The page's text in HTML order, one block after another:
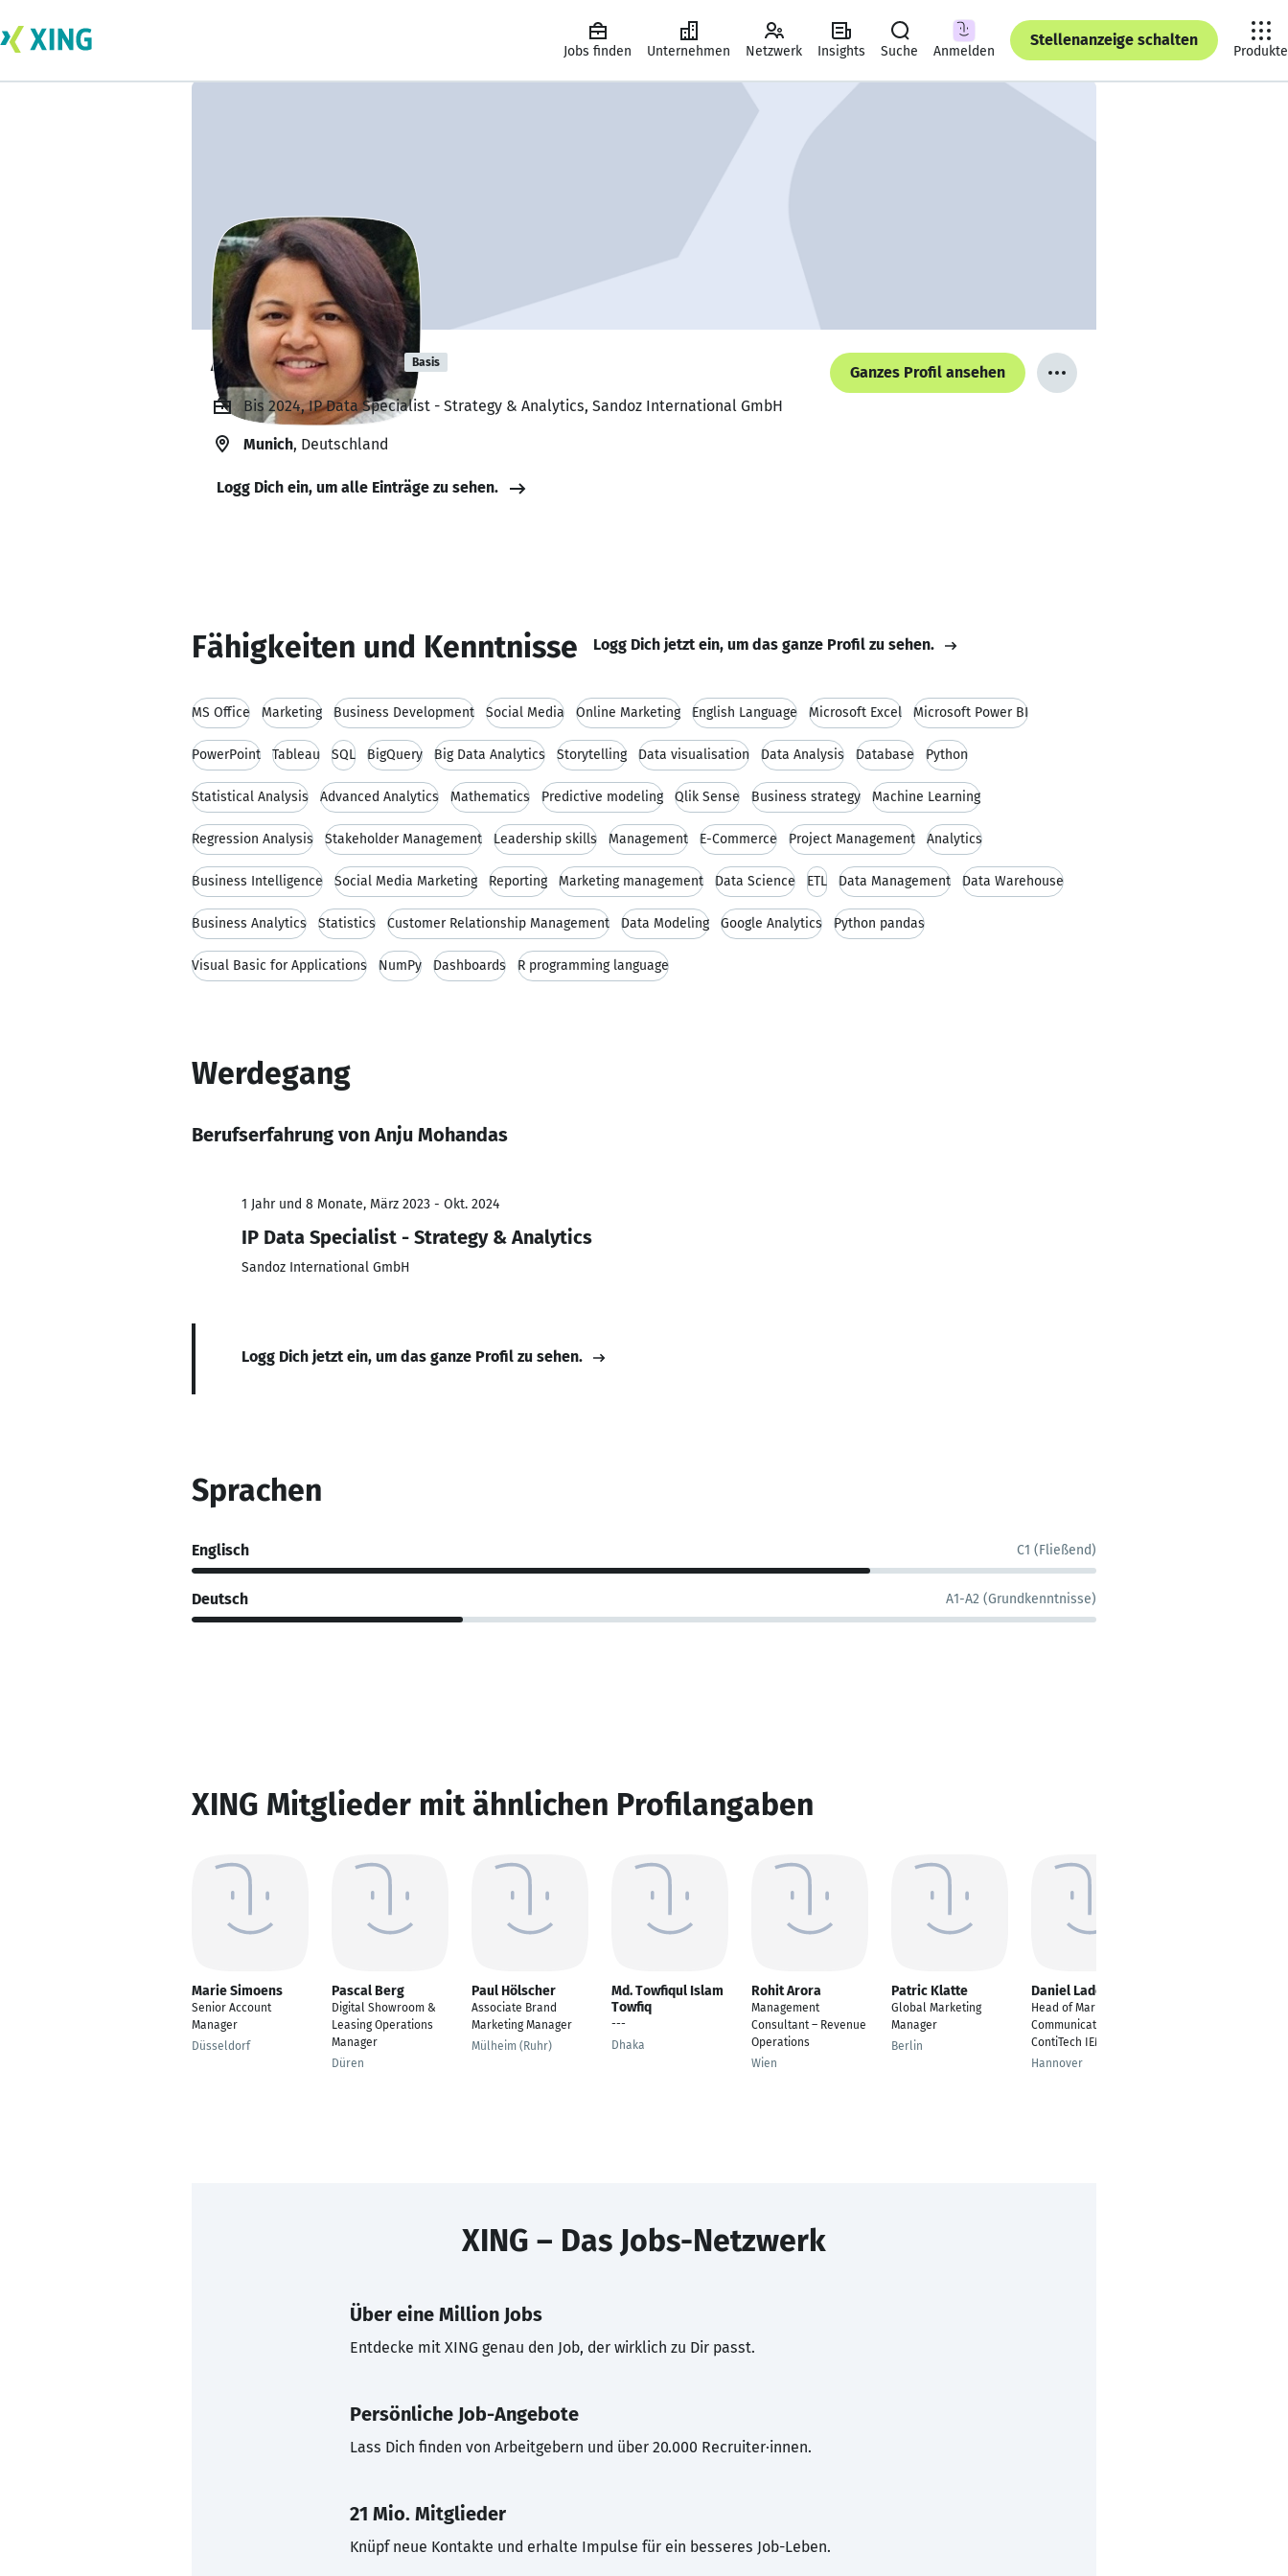
Jobs finden Unternehmen Netzwerk Insights Suche Anmelden
Stellenanzeige schalten
Produkte
Anju Mohandas Basis
Ganzes Profil ansehen
Bis 2024, IP Data Specialist - Strategy & Analytics, Sandoz International GmbH
Munich, Deutschland
Logg Dich ein, um alle Einträge zu sehen.
Fähigkeiten und Kenntnisse Logg Dich jetzt ein, um das ganze Profil zu sehen.
MS Office Marketing Business Development Social Media Online Marketing English Language Microsoft Excel Microsoft Power BI
PowerPoint Tableau SQL BigQuery Big Data Analytics Storytelling Data visualisation Data Analysis Database Python
Statistical Analysis Advanced Analytics Mathematics Predictive modeling Qlik Sense Business strategy Machine Learning
Regression Analysis Stakeholder Management Leadership skills Management E-Commerce Project Management Analytics
Business Intelligence Social Media Marketing Reporting Marketing management Data Science ETL Data Management Data Warehouse
Business Analytics Statistics Customer Relationship Management Data Modeling Google Analytics Python pandas
Visual Basic for Applications NumPy Dashboards R programming language
Werdegang
Berufserfahrung von Anju Mohandas
1 Jahr und 8 Monate, März 2023 - Okt. 2024
IP Data Specialist - Strategy & Analytics
Sandoz International GmbH
Logg Dich jetzt ein, um das ganze Profil zu sehen.
Sprachen
Englisch C1 (Fließend)
Deutsch A1-A2 (Grundkenntnisse)
XING Mitglieder mit ähnlichen Profilangaben
Marie Simoens
Senior Account
Manager
Düsseldorf
Pascal Berg
Digital Showroom &
Leasing Operations
Manager
Düren
Paul Hölscher
Associate Brand
Marketing Manager
Mülheim (Ruhr)
Md. Towfiqul Islam
Towfiq
---
Dhaka
Rohit Arora
Management
Consultant – Revenue
Operations
Wien
Patric Klatte
Global Marketing
Manager
Berlin
Daniel Lademann
Head of Marketing &
Communications |
ContiTech IEMEA
Hannover
XING – Das Jobs-Netzwerk
Über eine Million Jobs
Entdecke mit XING genau den Job, der wirklich zu Dir passt.
Persönliche Job-Angebote
Lass Dich finden von Arbeitgebern und über 20.000 Recruiter·innen.
21 Mio. Mitglieder
Knüpf neue Kontakte und erhalte Impulse für ein besseres Job-Leben.